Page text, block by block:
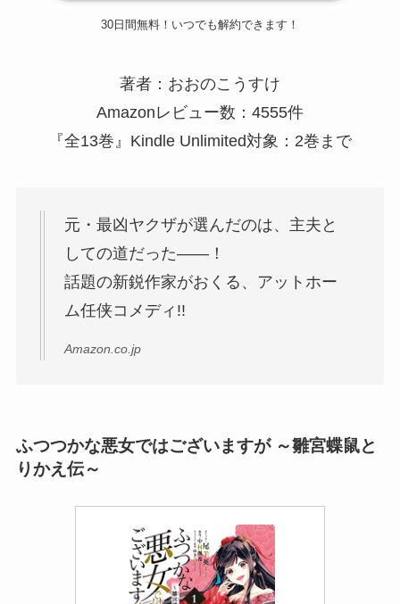
30日間無料！いつでも解約できます！
著者：おおのこうすけ
Amazonレビュー数：4555件
『全13巻』Kindle Unlimited対象：2巻まで
元・最凶ヤクザが選んだのは、主夫と
しての道だった――！
話題の新鋭作家がおくる、アットホー
ム任侠コメディ!!
Amazon.co.jp
ふつつかな悪女ではございますが ～雛宮蝶鼠と
りかえ伝～